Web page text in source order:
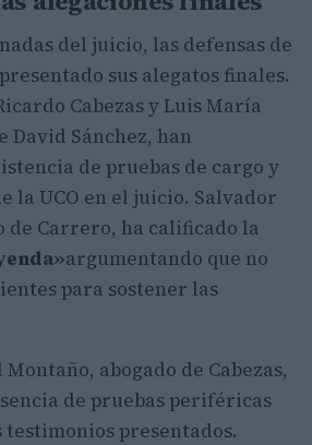
del juicio, las defensas de
sus alegatos finales.
Cabezas y Luis María
David Sánchez, han
de pruebas de cargo y
la UCO en el juicio. Salvador
de Carrero, ha calificado la
argumentando que no
para sostener las
abogado de Cabezas,
de pruebas periféricas
testimonios presentados.